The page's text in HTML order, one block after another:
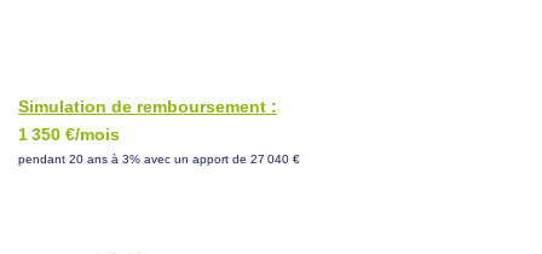
Simulation de remboursement :
1 350 €/mois
pendant 20 ans à 3% avec un apport de 27 040 €